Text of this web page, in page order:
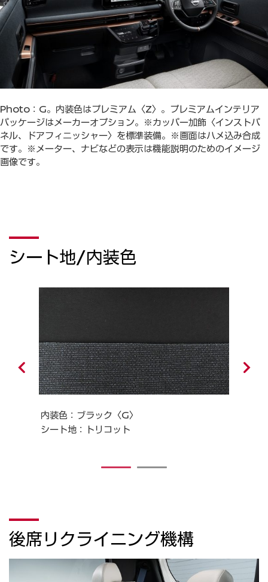
Photo：G。内装色はプレミアム〈Z〉。プレミアムインテリア
パッケージはメーカーオプション。※カッパー加飾〈インストパ
ネル、ドアフィニッシャー〉を標準装備。※画面はハメ込み合成
です。※メーター、ナビなどの表示は機能説明のためのイメージ
画像です。
シート地/内装色
内装色：ブラック〈G〉
シート地：トリコット
1 2
後席リクライニング機構